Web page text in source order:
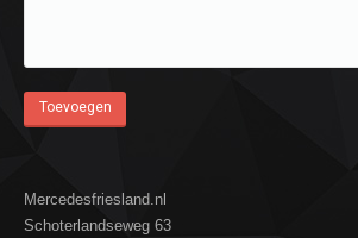
Toevoegen
Mercedesfriesland.nl
Schoterlandseweg 63